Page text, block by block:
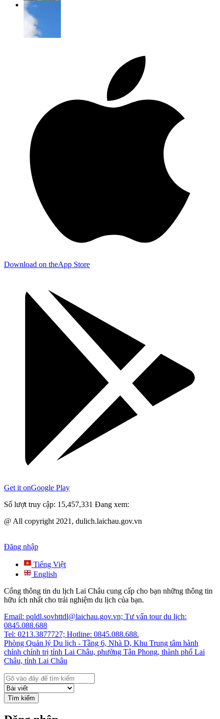
Download on theApp Store
Get it onGoogle Play
Số lượt truy cập: 15,457,331 Đang xem:
@ All copyright 2021, dulich.laichau.gov.vn
Đăng nhập
Tiếng Việt
English
Cổng thông tin du lịch Lai Châu cung cấp cho bạn những thông tin
hữu ích nhất cho trải nghiệm du lịch của bạn.
Email: pqldl.sovhttdl@laichau.gov.vn; Tư vấn tour du lịch:
0845.088.688
Tel: 0213.3877727; Hotline: 0845.088.688.
Phòng Quản lý Du lịch - Tầng 6, Nhà D, Khu Trung tâm hành
chính chính trị tỉnh Lai Châu, phường Tân Phong, thành phố Lai
Châu, tỉnh Lai Châu
Tìm kiếm